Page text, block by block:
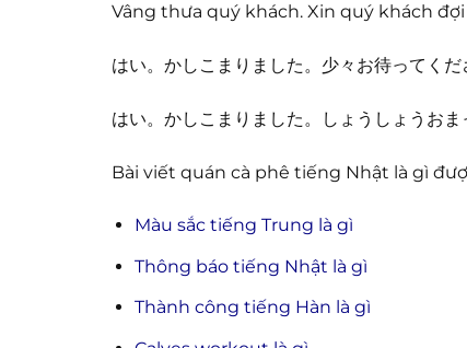
Vâng thưa quý khách. Xin quý khách
はい。かしこまりました。少々お待ってくだ
はい。かしこまりました。しょうしょうおま
Bài viết quán cà phê tiếng Nhật là gì
Màu sắc tiếng Trung là gì
Thông báo tiếng Nhật là gì
Thành công tiếng Hàn là gì